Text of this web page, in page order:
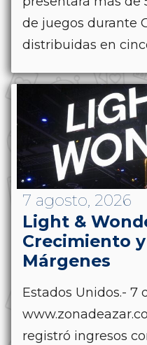
de juegos durante
distribuidas en
7 agosto, 2026
Light &
Crecimiento
Márgenes
Estados Unidos.- 7
registró ingresos